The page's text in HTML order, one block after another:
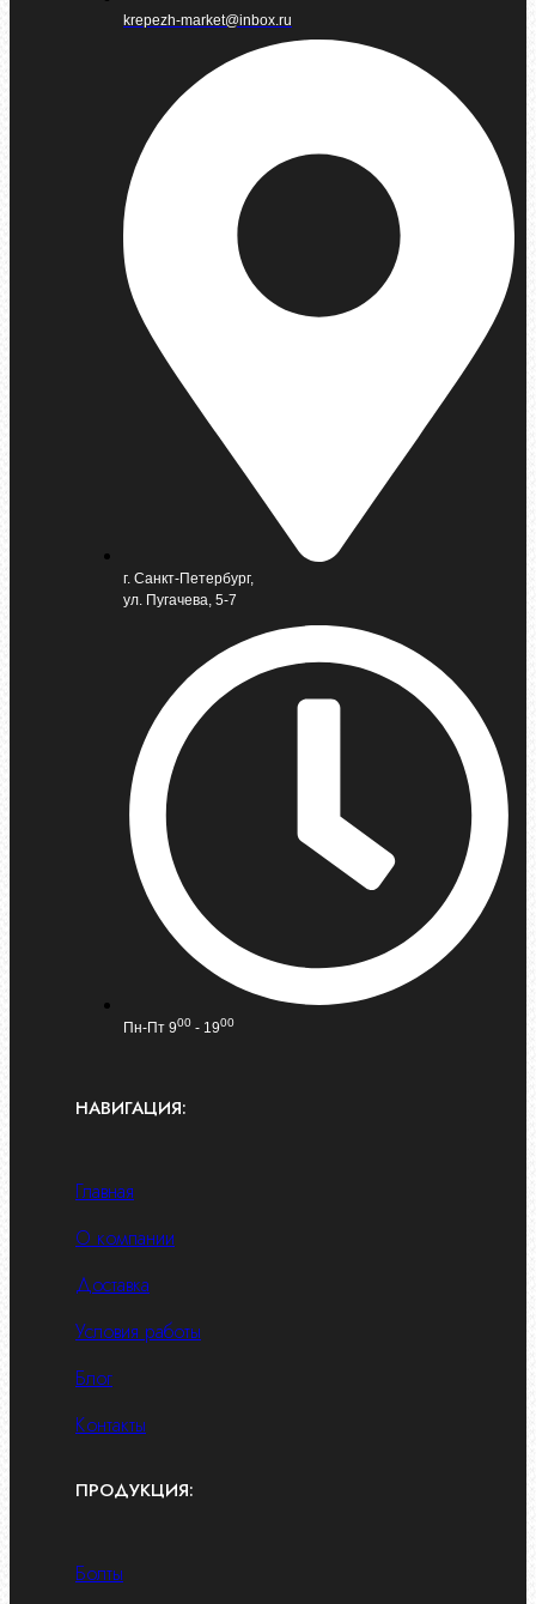
krepezh-market@inbox.ru
г. Санкт-Петербург,
ул. Пугачева, 5-7
Пн-Пт 900 - 1900
НАВИГАЦИЯ:
Главная
О компании
Доставка
Условия работы
Блог
Контакты
ПРОДУКЦИЯ:
Болты